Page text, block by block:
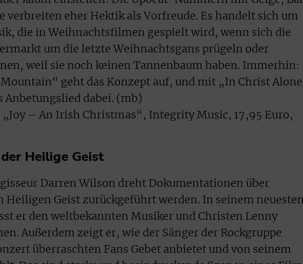
verbreiten eher Hektik als Vorfreude. Es handelt sich um
die in Weihnachtsfilmen gespielt wird, wenn sich die
um die letzte Weihnachtsgans prügeln oder
weil sie noch keinen Tannenbaum haben. Immerhin:
geht das Konzept auf, und mit „In Christ
Anbetungslied dabei. (mb)
– An Irish Christmas“, Integrity Music, 17,95 Euro,
Heilige Geist
Darren Wilson dreht Dokumentationen über
Heiligen Geist zurückgeführt werden. In seinem
er den weltbekannten Musiker und Christen Lenny
Außerdem zeigt er, wie der Sänger der Rockgruppe
überraschten Fans Gebet anbietet und von seinem